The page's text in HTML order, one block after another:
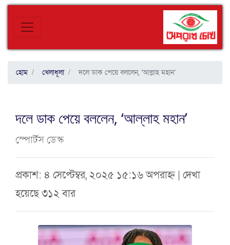
হোম খেলাধূলা দলে ডাক পেয়ে বললেন, ‘আল্লাহ মহান’
দলে ডাক পেয়ে বললেন, ‘আল্লাহ মহান’
স্পোর্টস ডেস্ক
প্রকাশ: ৪ সেপ্টেম্বর, ২০২৫ ১৫:১৬ অপরাহ্ন | দেখা
হয়েছে ৩১২ বার